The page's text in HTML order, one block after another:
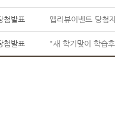
첨발표 앱리뷰이벤트 당첨
첨발표 "새 학기맞이 학습